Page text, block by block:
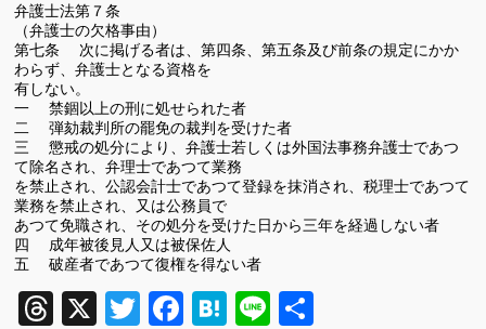
弁護士法第７条
（弁護士の欠格事由）
第七条 次に掲げる者は、第四条、第五条及び前条の規定にかか
わらず、弁護士となる資格を
有しない。
一 禁錮以上の刑に処せられた者
二 弾劾裁判所の罷免の裁判を受けた者
三 懲戒の処分により、弁護士若しくは外国法事務弁護士であつ
て除名され、弁理士であつて業務
を禁止され、公認会計士であつて登録を抹消され、税理士であつて
業務を禁止され、又は公務員で
あつて免職され、その処分を受けた日から三年を経過しない者
四 成年被後見人又は被保佐人
五 破産者であつて復権を得ない者
Threads
X Twitter
Facebook
Hatena
Line